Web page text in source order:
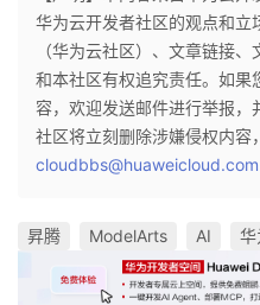
华为云开发者社区的观点和立
（华为云社区）、文章链接
和本社区有权追究责任。如果
容，欢迎发送邮件进行举报，
社区将立刻删除涉嫌侵权内容
cloudbbs@huaweicloud.com
昇腾 ModelArts AI